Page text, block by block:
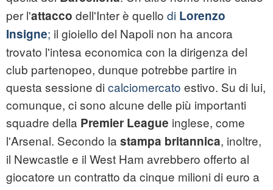
per l'attacco dell'Inter è quello di Lorenzo
Insigne; il gioiello del Napoli non ha ancora
trovato l'intesa economica con la dirigenza del
club partenopeo, dunque potrebbe partire in
questa sessione di calciomercato estivo. Su di lui,
comunque, ci sono alcune delle più importanti
squadre della Premier League inglese, come
l'Arsenal. Secondo la stampa britannica, inoltre,
il Newcastle e il West Ham avrebbero offerto al
giocatore un contratto da cinque milioni di euro a